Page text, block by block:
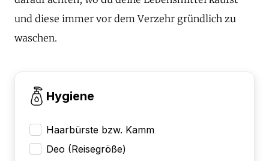
und diese immer vor dem Verzehr gründlich zu
waschen.
Hygiene
Haarbürste bzw. Kamm
Deo (Reisegröße)